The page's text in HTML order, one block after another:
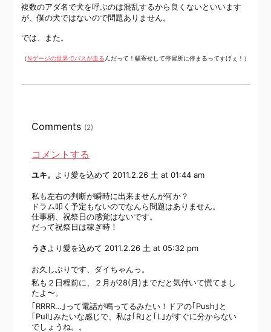
複数のアダ名で犬を呼ぶのは混乱するから良くないといいます
が、僕の犬ではないので問題ありません。
では、また。
（Nゲージの世界でバスが走るんだって！幅寄せして停留所に停まるってすげぇ！）
Comments (2)
コメントする
ユキ。 より愛を込めて 2011.2.26 土 at 01:44 am
私も左右の判断が瞬時に出来ませんが何か？
ドラム叩く予定もないのでなんら問題はありません。
仕事柄、祝祭日の感覚はないです。
だって祝祭日は稼ぎ時！
うさ より愛を込めて 2011.2.26 土 at 05:32 pm
お久しぶりです、ダイちゃんっ。
私も２日程前に、２月が28(月)までだと気付いて慌てまし
たよ〜。
｢RRRR…｣って電話が鳴ってるみたい！ドアの｢Push｣と
｢Pull｣みたいな感じで、私は｢R｣と｢L｣がすぐに分からない
でしょうね。。